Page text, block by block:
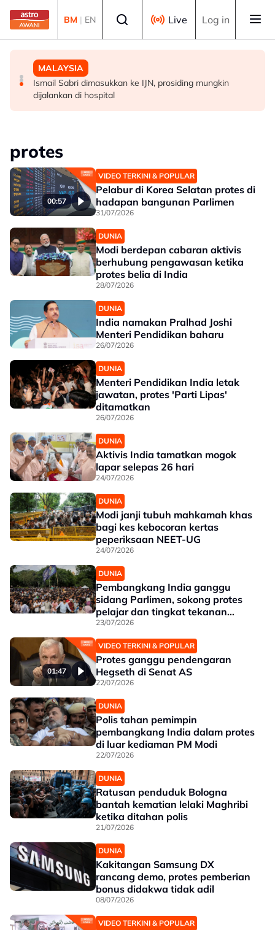
Skip to main content
BM | EN Live Log in
MALAYSIA
Warga emas ditemukan meninggal dunia dalam gua di
Kelantan
MALAYSIA
Jenazah tiga anggota polis dibawa ke Kota Kinabalu
untuk bedah siasat
MALAYSIA
Ismail Sabri dimasukkan ke IJN, prosiding mungkin
dijalankan di hospital
protes
00:57
VIDEO TERKINI & POPULAR
Pelabur di Korea Selatan protes di
hadapan bangunan Parlimen
31/07/2026
DUNIA
Modi berdepan cabaran aktivis
berhubung pengawasan ketika
protes belia di India
28/07/2026
DUNIA
India namakan Pralhad Joshi
Menteri Pendidikan baharu
26/07/2026
DUNIA
Menteri Pendidikan India letak
jawatan, protes 'Parti Lipas'
ditamatkan
26/07/2026
DUNIA
Aktivis India tamatkan mogok
lapar selepas 26 hari
24/07/2026
DUNIA
Modi janji tubuh mahkamah khas
bagi kes kebocoran kertas
peperiksaan NEET-UG
24/07/2026
DUNIA
Pembangkang India ganggu
sidang Parlimen, sokong protes
pelajar dan tingkat tekanan
terhadap Modi
23/07/2026
01:47
VIDEO TERKINI & POPULAR
Protes ganggu pendengaran
Hegseth di Senat AS
22/07/2026
DUNIA
Polis tahan pemimpin
pembangkang India dalam protes
di luar kediaman PM Modi
22/07/2026
DUNIA
Ratusan penduduk Bologna
bantah kematian lelaki Maghribi
ketika ditahan polis
21/07/2026
DUNIA
Kakitangan Samsung DX
rancang demo, protes pemberian
bonus didakwa tidak adil
08/07/2026
VIDEO TERKINI & POPULAR